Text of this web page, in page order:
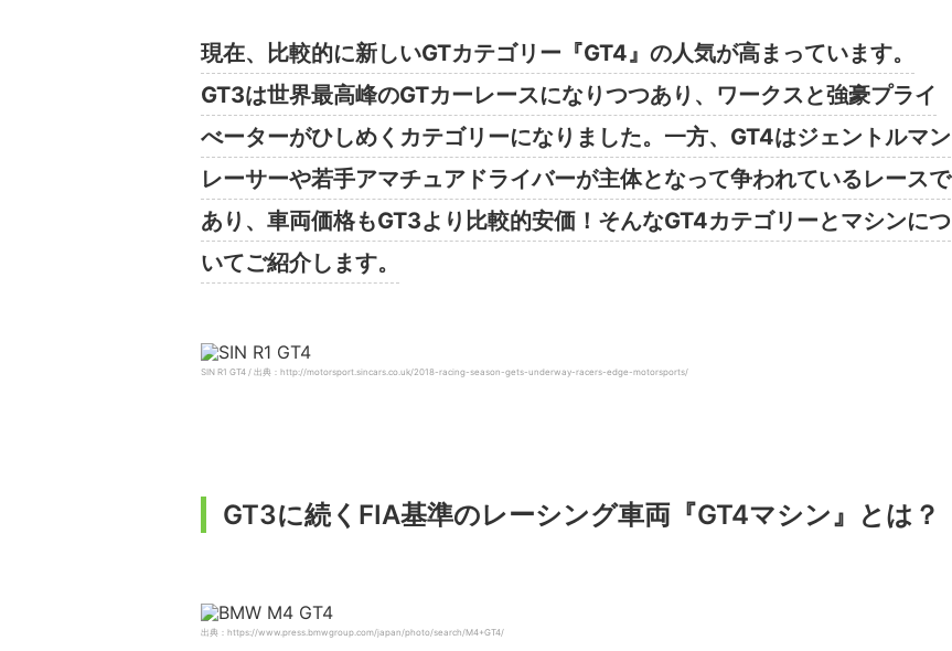
現在、比較的に新しいGTカテゴリー『GT4』の人気が高まっています。
GT3は世界最高峰のGTカーレースになりつつあり、ワークスと強豪プライ
べーターがひしめくカテゴリーになりました。一方、GT4はジェントルマン
レーサーや若手アマチュアドライバーが主体となって争われているレースで
あり、車両価格もGT3より比較的安価！そんなGT4カテゴリーとマシンにつ
いてご紹介します。
SIN R1 GT4 / 出典：http://motorsport.sincars.co.uk/2018-racing-season-gets-underway-racers-edge-motorsports/
GT3に続くFIA基準のレーシング車両『GT4マシン』とは？
出典：https://www.press.bmwgroup.com/japan/photo/search/M4+GT4/